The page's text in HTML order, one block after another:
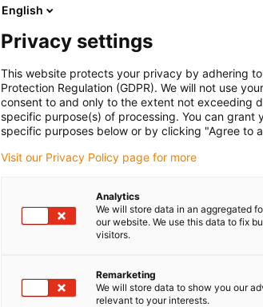
English
Privacy settings
This website protects your privacy by adhering to
Protection Regulation (GDPR). We will not use
consent to and only to the extent not exceeding
specific purpose(s) of processing. You can grant
specific purposes below or by clicking "Agree to
Visit our Privacy Policy page for more
Analytics
We will store data in an aggregated
our website. We use this data to fix
visitors.
Remarketing
We will store data to show you our
relevant to your interests.